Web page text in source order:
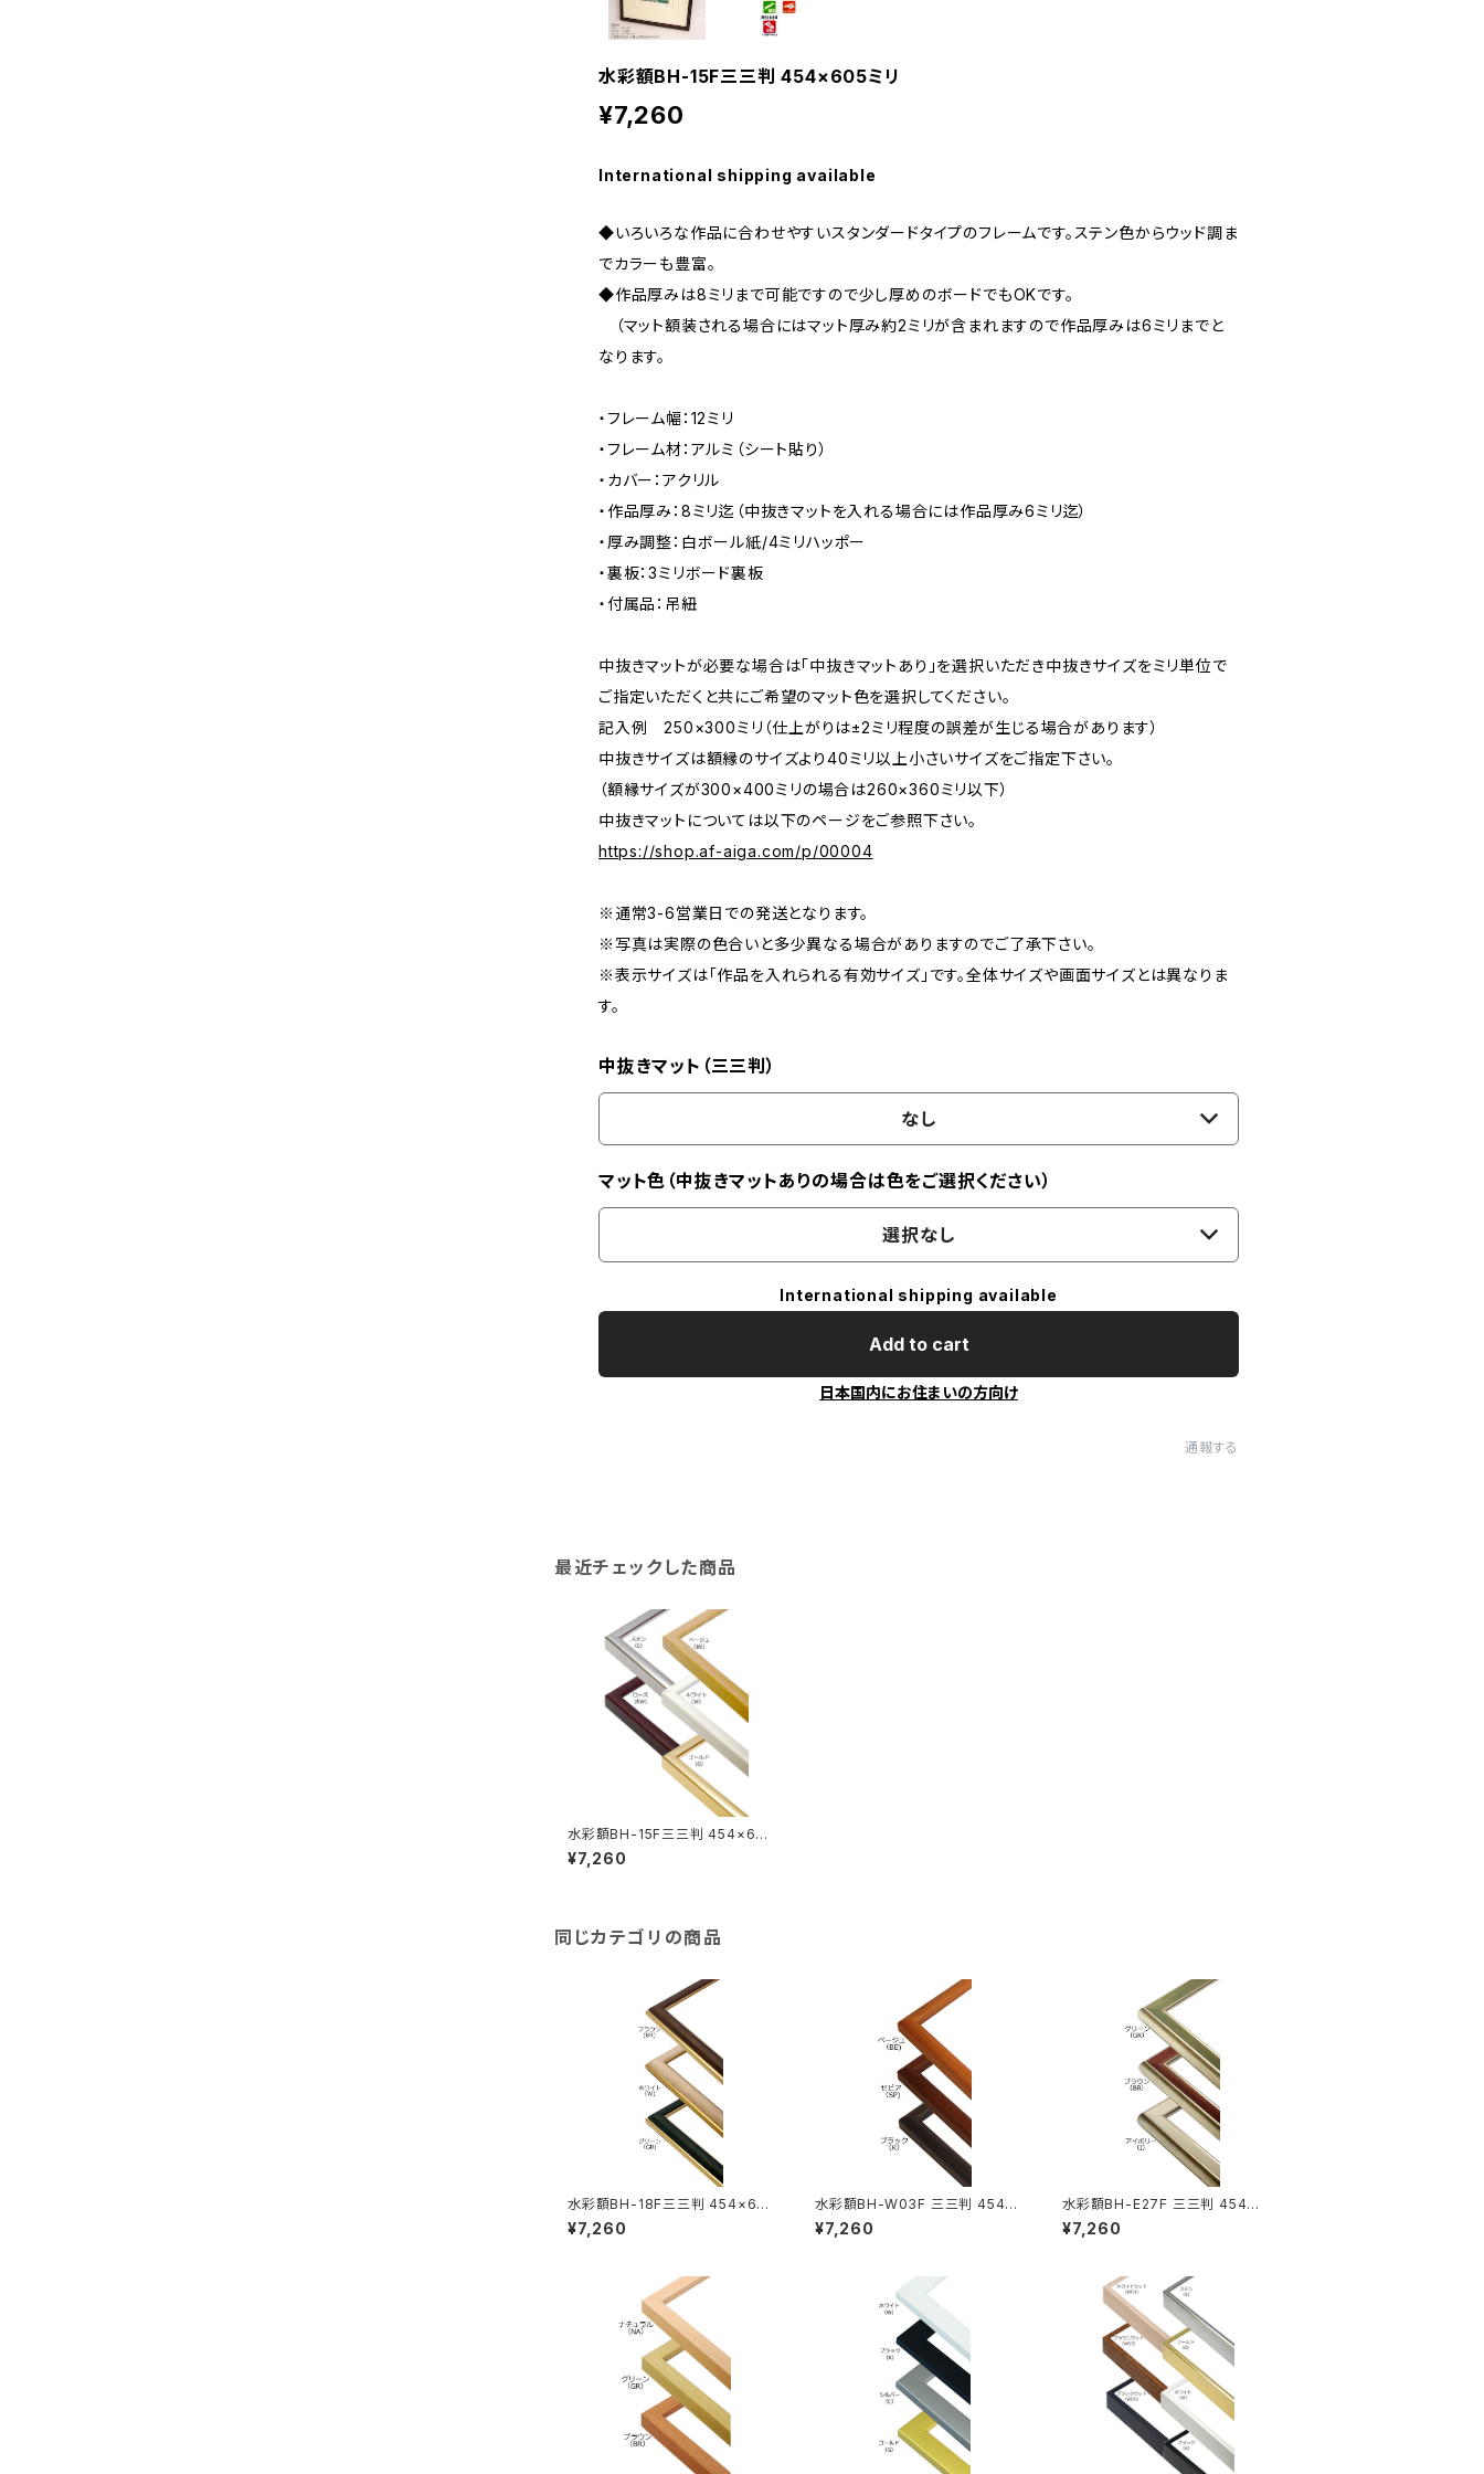
水彩額BH-15F三三判 454×605ミリ
¥7,260
International shipping available
◆いろいろな作品に合わせやすいスタンダードタイプのフレームです。ステン色からウッド調ま
でカラーも豊富。
◆作品厚みは8ミリまで可能ですので少し厚めのボードでもOKです。
（マット額装される場合にはマット厚み約2ミリが含まれますので作品厚みは6ミリまでと
なります。
・フレーム幅：12ミリ
・フレーム材：アルミ（シート貼り）
・カバー：アクリル
・作品厚み：8ミリ迄（中抜きマットを入れる場合には作品厚み6ミリ迄）
・厚み調整：白ボール紙/4ミリハッポー
・裏板：3ミリボード裏板
・付属品：吊紐
中抜きマットが必要な場合は「中抜きマットあり」を選択いただき中抜きサイズをミリ単位で
ご指定いただくと共にご希望のマット色を選択してください。
記入例 250×300ミリ（仕上がりは±2ミリ程度の誤差が生じる場合があります）
中抜きサイズは額縁のサイズより40ミリ以上小さいサイズをご指定下さい。
（額縁サイズが300×400ミリの場合は260×360ミリ以下）
中抜きマットについては以下のページをご参照下さい。
https://shop.af-aiga.com/p/00004
※通常3-6営業日での発送となります。
※写真は実際の色合いと多少異なる場合がありますのでご了承下さい。
※表示サイズは「作品を入れられる有効サイズ」です。全体サイズや画面サイズとは異なりま
す。
中抜きマット（三三判）
なし
マット色（中抜きマットありの場合は色をご選択ください）
選択なし
International shipping available
Add to cart
日本国内にお住まいの方向け
通報する
最近チェックした商品
水彩額BH-15F三三判 454×605
ミリ
¥7,260
同じカテゴリの商品
水彩額BH-18F三三判 454×605
ミリ
¥7,260
水彩額BH-W03F 三三判 454×
605ミリ
¥7,260
水彩額BH-E27F 三三判 454×6
05ミリ
¥7,260